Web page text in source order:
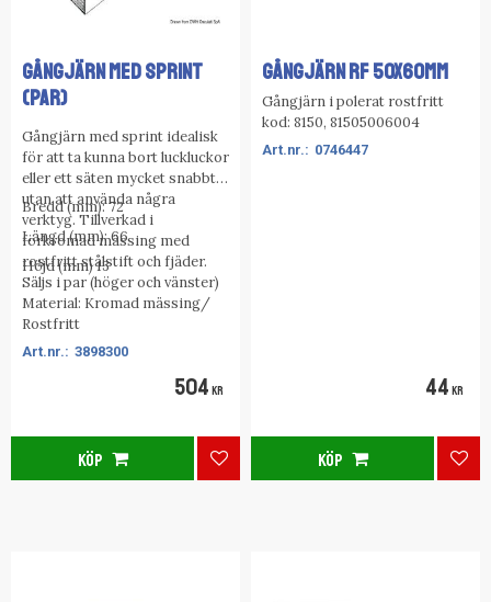
GÅNGJÄRN MED SPRINT
(PAR)
Gångjärn med sprint idealisk
för att ta kunna bort luckluckor
eller ett säten mycket snabbt,
utan att använda några
verktyg. Tillverkad i
förkromad mässing med
rostfritt stålstift och fjäder.
Säljs i par (höger och vänster)
Bredd (mm): 72
Längd (mm): 66
Höjd (mm) 13
Material: Kromad mässing/
Rostfritt
3898300
504 KR
Lägg till i favoriter
KÖP
GÅNGJÄRN RF 50X60MM
Gångjärn i polerat rostfritt
kod: 8150, 81505006004
0746447
44 KR
KÖP